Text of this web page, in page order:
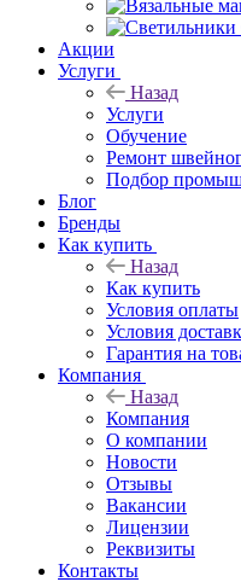
Акции
Услуги
Назад
Услуги
Обучение
Ремонт
Подбор
Блог
Бренды
Как купить
Назад
Как купить
Условия оплаты
Условия
Гарантия на
Компания
Назад
Компания
О компании
Новости
Отзывы
Вакансии
Лицензии
Реквизиты
Контакты